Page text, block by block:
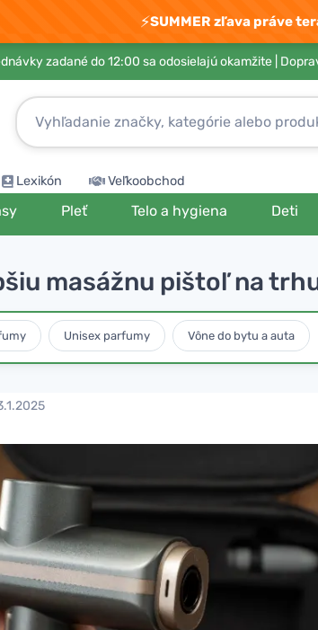
⚡SUMMER zľava práve
zadané do 12:00 sa odosielajú okamžite |
Lexikón Veľkoobchod
Pleť Telo a hygiena Deti
masážnu pištoľ na
Unisex parfumy Vône do bytu a auta